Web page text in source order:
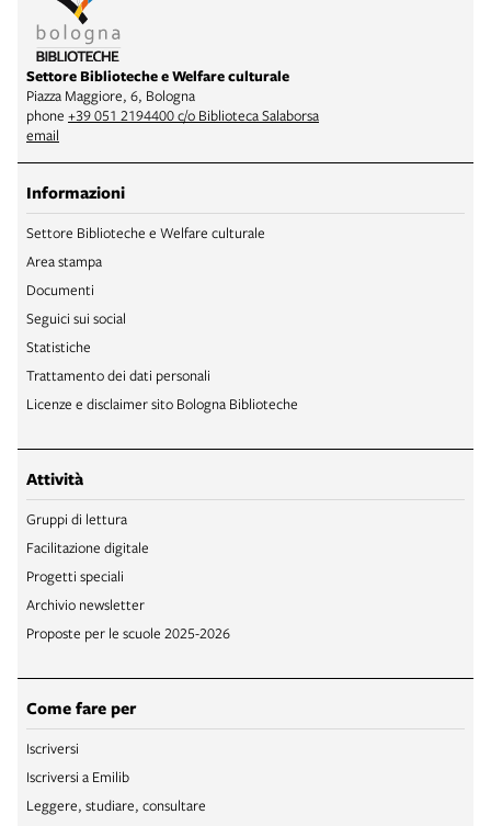
Settore Biblioteche e Welfare culturale
Piazza Maggiore, 6, Bologna
phone +39 051 2194400 c/o Biblioteca Salaborsa
email
Informazioni
Settore Biblioteche e Welfare culturale
Area stampa
Documenti
Seguici sui social
Statistiche
Trattamento dei dati personali
Licenze e disclaimer sito Bologna Biblioteche
Attività
Gruppi di lettura
Facilitazione digitale
Progetti speciali
Archivio newsletter
Proposte per le scuole 2025-2026
Come fare per
Iscriversi
Iscriversi a Emilib
Leggere, studiare, consultare